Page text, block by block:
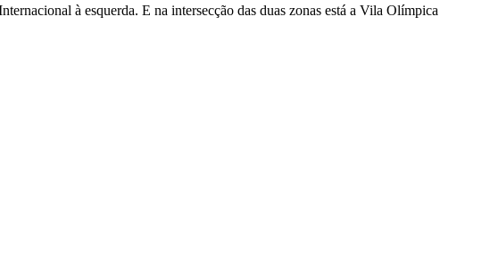
à esquerda. E na intersecção das duas zonas está a Vila Olímpica